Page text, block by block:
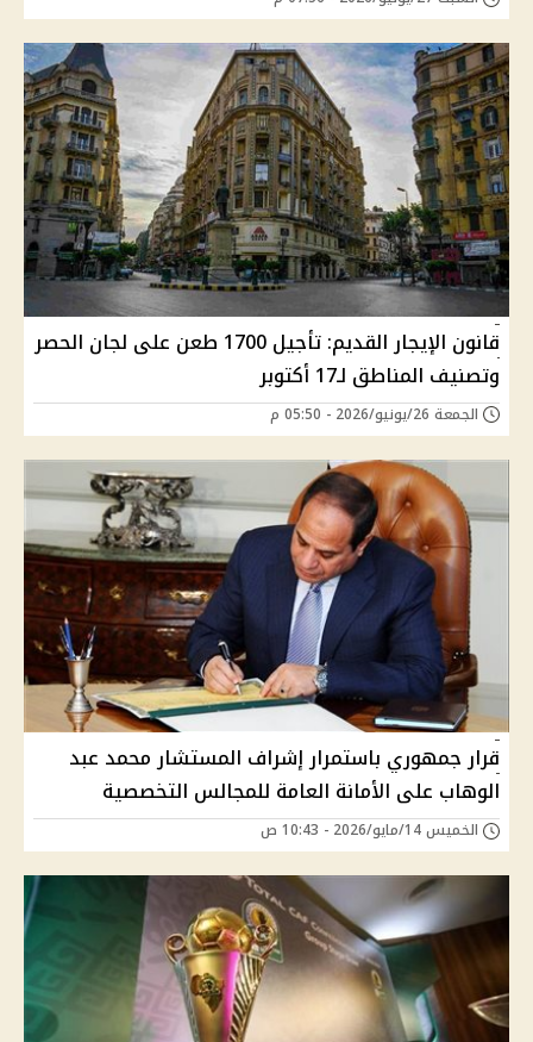
قانون الإيجار القديم: تأجيل 1700 طعن على لجان الحصر
وتصنيف المناطق لـ17 أكتوبر
الجمعة 26/يونيو/2026 - 05:50 م
قرار جمهوري باستمرار إشراف المستشار محمد عبد
الوهاب على الأمانة العامة للمجالس التخصصية
الخميس 14/مايو/2026 - 10:43 ص